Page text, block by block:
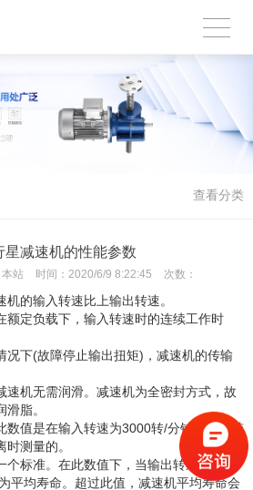
查看分类
星减速机的性能参数
本站 时间： 2020/6/9 8:22:45 次数：
的输入转速比上输出转速。
额定负载下，输入转速时的连续工作时
况下(故障停止输出扭矩)，减速机的传输
速机无需润滑。减速机为全密封方式，故
脂。
数值是在输入转速为3000转/分钟时，不带
测量的。
个标准。在此数值下，当输出转速为100
平均寿命。超过此值，减速机平均寿命会